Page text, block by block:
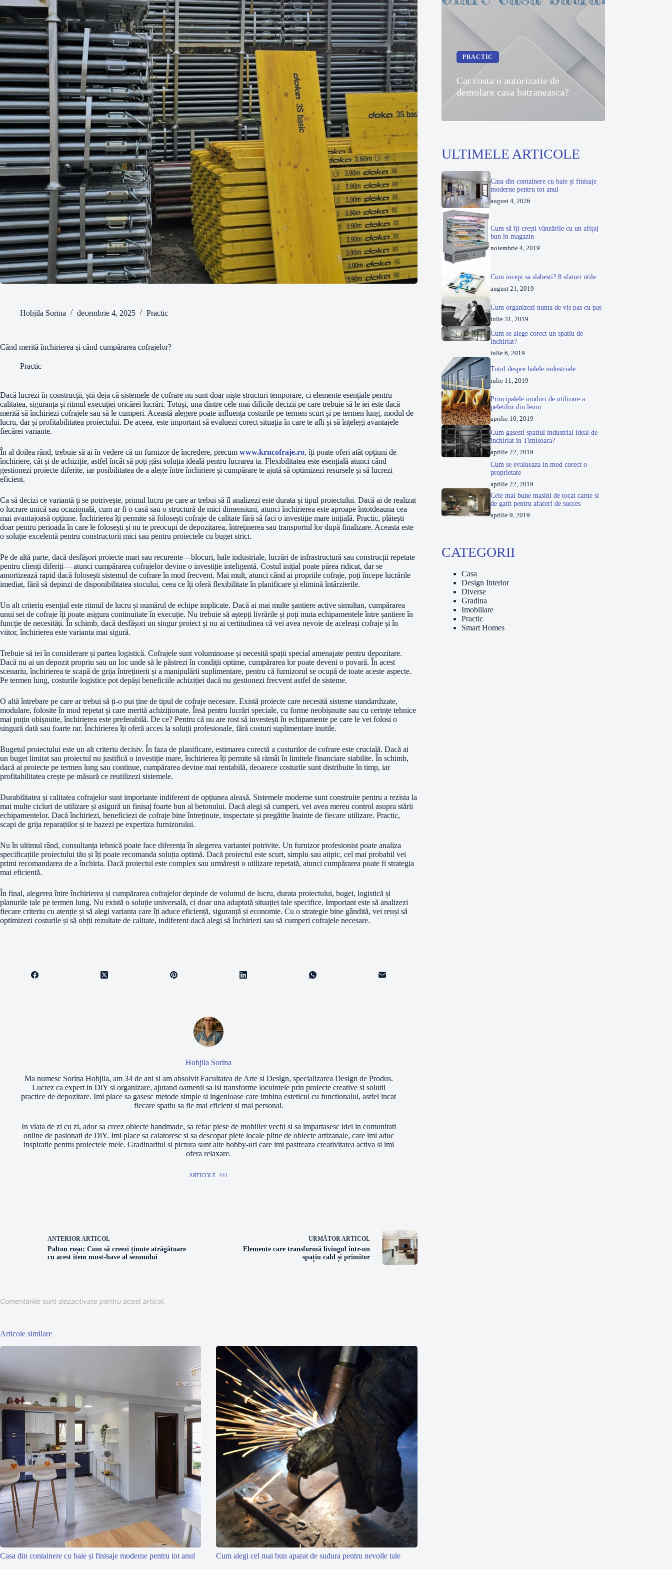
Hobjila Sorina decembrie 4, 2025 Practic
Când merită închirierea şi când cumpărarea cofrajelor?
Practic
Dacă lucrezi în construcții, știi deja că sistemele de cofrare nu sunt doar niște structuri temporare, ci elemente esențiale pentru
calitatea, siguranța și ritmul execuției oricărei lucrări. Totuși, una dintre cele mai dificile decizii pe care trebuie să le iei este dacă
merită să închiriezi cofrajele sau să le cumperi. Această alegere poate influența costurile pe termen scurt și pe termen lung, modul de
lucru, dar și profitabilitatea proiectului. De aceea, este important să evaluezi corect situația în care te afli și să înțelegi avantajele
fiecărei variante.
În al doilea rând, trebuie să ai în vedere că un furnizor de încredere, precum www.krncofraje.ro, îți poate oferi atât opțiuni de
închiriere, cât și de achiziție, astfel încât să poți găsi soluția ideală pentru lucrarea ta. Flexibilitatea este esențială atunci când
gestionezi proiecte diferite, iar posibilitatea de a alege între închiriere și cumpărare te ajută să optimizezi resursele și să lucrezi
eficient.
Ca să decizi ce variantă ți se potrivește, primul lucru pe care ar trebui să îl analizezi este durata și tipul proiectului. Dacă ai de realizat
o lucrare unică sau ocazională, cum ar fi o casă sau o structură de mici dimensiuni, atunci închirierea este aproape întotdeauna cea
mai avantajoasă opțiune. Închirierea îți permite să folosești cofraje de calitate fără să faci o investiție mare inițială. Practic, plătești
doar pentru perioada în care le folosești și nu te preocupi de depozitarea, întreținerea sau transportul lor după finalizare. Aceasta este
o soluție excelentă pentru constructorii mici sau pentru proiectele cu buget strict.
Pe de altă parte, dacă desfășori proiecte mari sau recurente—blocuri, hale industriale, lucrări de infrastructură sau construcții repetate
pentru clienți diferiți— atunci cumpărarea cofrajelor devine o investiție inteligentă. Costul inițial poate părea ridicat, dar se
amortizează rapid dacă folosești sistemul de cofrare în mod frecvent. Mai mult, atunci când ai propriile cofraje, poți începe lucrările
imediat, fără să depinzi de disponibilitatea stocului, ceea ce îți oferă flexibilitate în planificare și elimină întârzierile.
Un alt criteriu esențial este ritmul de lucru și numărul de echipe implicate. Dacă ai mai multe șantiere active simultan, cumpărarea
unui set de cofraje îți poate asigura continuitate în execuție. Nu trebuie să aștepți livrările și poți muta echipamentele între șantiere în
funcție de necesități. În schimb, dacă desfășori un singur proiect și nu ai certitudinea că vei avea nevoie de aceleași cofraje și în
viitor, închirierea este varianta mai sigură.
Trebuie să iei în considerare și partea logistică. Cofrajele sunt voluminoase și necesită spații special amenajate pentru depozitare.
Dacă nu ai un depozit propriu sau un loc unde să le păstrezi în condiții optime, cumpărarea lor poate deveni o povară. În acest
scenariu, închirierea te scapă de grija întreținerii și a manipulării suplimentare, pentru că furnizorul se ocupă de toate aceste aspecte.
Pe termen lung, costurile logistice pot depăși beneficiile achiziției dacă nu gestionezi frecvent astfel de sisteme.
O altă întrebare pe care ar trebui să ți-o pui ține de tipul de cofraje necesare. Există proiecte care necesită sisteme standardizate,
modulare, folosite în mod repetat și care merită achiziționate. Însă pentru lucrări speciale, cu forme neobișnuite sau cu cerințe tehnice
mai puțin obișnuite, închirierea este preferabilă. De ce? Pentru că nu are rost să investești în echipamente pe care le vei folosi o
singură dată sau foarte rar. Închirierea îți oferă acces la soluții profesionale, fără costuri suplimentare inutile.
Bugetul proiectului este un alt criteriu decisiv. În faza de planificare, estimarea corectă a costurilor de cofrare este crucială. Dacă ai
un buget limitat sau proiectul nu justifică o investiție mare, închirierea îți permite să rămâi în limitele financiare stabilite. În schimb,
dacă ai proiecte pe termen lung sau continue, cumpărarea devine mai rentabilă, deoarece costurile sunt distribuite în timp, iar
profitabilitatea crește pe măsură ce reutilizezi sistemele.
Durabilitatea și calitatea cofrajelor sunt importante indiferent de opțiunea aleasă. Sistemele moderne sunt construite pentru a rezista la
mai multe cicluri de utilizare și asigură un finisaj foarte bun al betonului. Dacă alegi să cumperi, vei avea mereu control asupra stării
echipamentelor. Dacă închiriezi, beneficiezi de cofraje bine întreținute, inspectate și pregătite înainte de fiecare utilizare. Practic,
scapi de grija reparațiilor și te bazezi pe expertiza furnizorului.
Nu în ultimul rând, consultanța tehnică poate face diferența în alegerea variantei potrivite. Un furnizor profesionist poate analiza
specificațiile proiectului tău și îți poate recomanda soluția optimă. Dacă proiectul este scurt, simplu sau atipic, cel mai probabil vei
primi recomandarea de a închiria. Dacă proiectul este complex sau urmărești o utilizare repetată, atunci cumpărarea poate fi strategia
mai eficientă.
În final, alegerea între închirierea și cumpărarea cofrajelor depinde de volumul de lucru, durata proiectului, buget, logistică și
planurile tale pe termen lung. Nu există o soluție universală, ci doar una adaptată situației tale specifice. Important este să analizezi
fiecare criteriu cu atenție și să alegi varianta care îți aduce eficiență, siguranță și economie. Cu o strategie bine gândită, vei reuși să
optimizezi costurile și să obții rezultate de calitate, indiferent dacă alegi să închiriezi sau să cumperi cofrajele necesare.
Hobjila Sorina
Ma numesc Sorina Hobjila, am 34 de ani si am absolvit Facultatea de Arte si Design, specializarea Design de Produs.
Lucrez ca expert in DiY si organizare, ajutand oamenii sa isi transforme locuintele prin proiecte creative si solutii
practice de depozitare. Imi place sa gasesc metode simple si ingenioase care imbina esteticul cu functionalul, astfel incat
fiecare spatiu sa fie mai eficient si mai personal.
In viata de zi cu zi, ador sa creez obiecte handmade, sa refac piese de mobilier vechi si sa impartasesc idei in comunitati
online de pasionati de DiY. Imi place sa calatoresc si sa descopar piete locale pline de obiecte artizanale, care imi aduc
inspiratie pentru proiectele mele. Gradinaritul si pictura sunt alte hobby-uri care imi pastreaza creativitatea activa si imi
ofera relaxare.
ARTICOLE: 441
ANTERIORARTICOL
Palton roșu: Cum să creezi ținute atrăgătoare
cu acest item must-have al sezonului
URMĂTORARTICOL
Elemente care transformă livingul într-un
spațiu cald și primitor
Comentariile sunt dezactivate pentru acest articol.
Articole similare
Casa din containere cu baie și finisaje moderne pentru tot anul Cum alegi cel mai bun aparat de sudura pentru nevoile tale
PRACTIC
Cat costa o autorizatie de
demolare casa batraneasca?
ULTIMELE ARTICOLE
Casa din containere cu baie și finisaje
moderne pentru tot anul
august 4, 2026
Cum să îți crești vânzările cu un afișaj
bun în magazin
noiembrie 4, 2019
Cum incepi sa slabesti? 8 sfaturi utile
august 21, 2019
Cum organizezi nunta de vis pas cu pas
iulie 31, 2019
Cum se alege corect un spatiu de
inchiriat?
iulie 6, 2019
Totul despre halele industriale
iulie 11, 2019
Principalele moduri de utilizare a
peletilor din lemn
aprilie 10, 2019
Cum gasesti spatiul industrial ideal de
inchiriat in Timisoara?
aprilie 22, 2019
Cum se evalueaza in mod corect o
proprietate
aprilie 22, 2019
Cele mai bune masini de tocat carne si
de gatit pentru afaceri de succes
aprilie 9, 2019
CATEGORII
Casa
Design Interior
Diverse
Gradina
Imobiliare
Practic
Smart Homes